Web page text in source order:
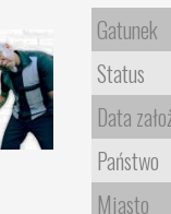
Gatunek
Status
Data
Państwo
Miasto